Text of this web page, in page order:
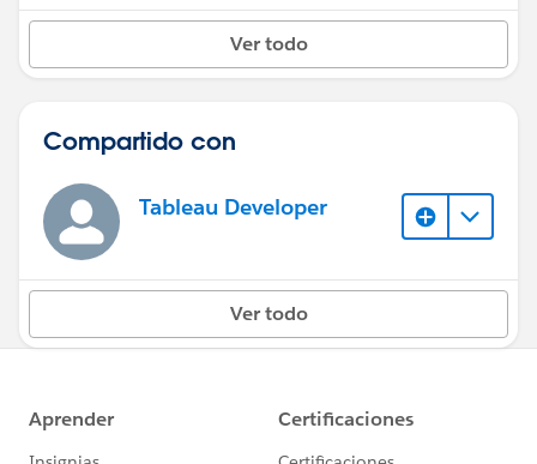
Ver todo
Compartido con
Tableau Developer
Ver todo